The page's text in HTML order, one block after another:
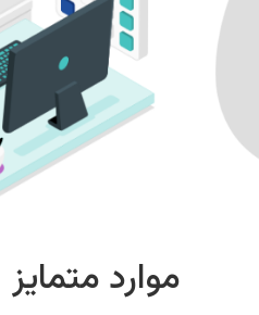
موارد متمایز